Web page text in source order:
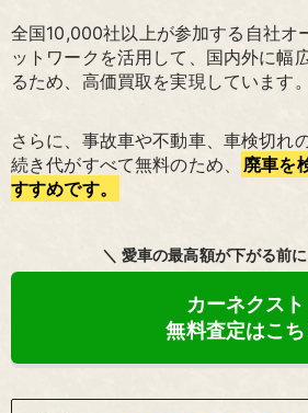
全国10,000社以上が参加する自社オ
ットワークを活用して、国内外に幅
るため、高価買取を実現しています。
さらに、事故車や不動車、車検切れ
続き代がすべて無料のため、 廃車を
すすめです。
＼ 愛車の最高額が下がる前
カーネクスト
無料査定はこち